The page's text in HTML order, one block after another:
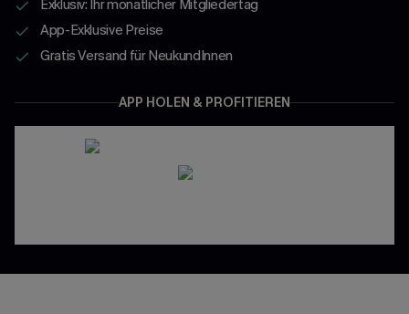
Exklusiv: Ihr monatlicher Mitgliedertag
App-Exklusive Preise
Gratis Versand für NeukundInnen
APP HOLEN & PROFITIEREN